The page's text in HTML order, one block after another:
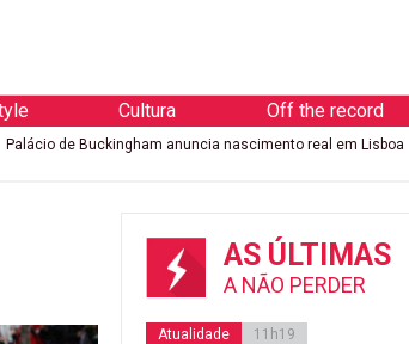
Cultura Off the record
Palácio de Buckingham anuncia nascimento real em Lisboa
AS ÚLTIMAS
A NÃO PERDER
Atualidade 11h19